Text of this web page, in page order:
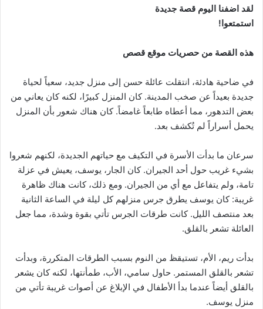
لقد اضفنا اليوم قصة جديدة
استمتعوا!
هذه القصة من حصريات موقع قصص
في ضاحية هادئة، انتقلت عائلة حسن إلى منزل جديد، سعياً لحياة
جديدة بعيداً عن صخب المدينة. كان المنزل كبيرًا، لكنه كان يعاني من
بعض التدهور، مما أعطاه طابعاً غامضاً. كان هناك شعور بأن المنزل
يحمل أسراراً لم تُكشف بعد.
سرعان ما بدأت الأسرة في التكيف مع حياتهم الجديدة، لكنهم شعروا
بشيء غريب حول أحد الجيران. كان الجار، يوسف، يعيش في عزلة
تامة، ولم يتفاعل مع أي من الجيران. ومع ذلك، كانت هناك ظاهرة
غريبة: كان يوسف يطرق جرس منزلهم كل ليلة في الساعة الثانية
بعد منتصف الليل. كانت طرقات الجرس تأتي بقوة وشدة، مما جعل
العائلة تشعر بالقلق.
بدأت ريم، الأم، تستيقظ من النوم بسبب الطرقات المتكررة، وبدأت
تشعر بالقلق المستمر. حاول سامي، الأب، طمأنتها، لكنه كان يشعر
بالقلق أيضاً عندما بدأ الأطفال في الإبلاغ عن أصوات غريبة تأتي من
منزل يوسف.